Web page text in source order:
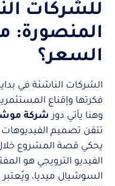
للشركات
المنصورة:
السعر؟
الشركات الناشئة في
فكرتها وإقناع
وهنا يأتي دور شركة
تتقن تصميم
يحكي قصة المشروع
الفيديو الترويجي هو
السوشيال ميديا،